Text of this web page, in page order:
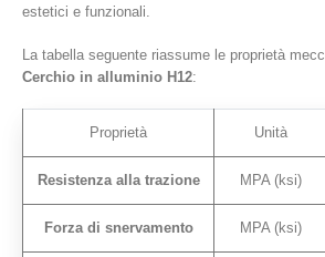
estetici e funzionali.
La tabella seguente riassume le proprietà
Cerchio in alluminio H12:
Proprietà Unità
Resistenza alla trazione MPA (ksi)
Forza di snervamento MPA (ksi)